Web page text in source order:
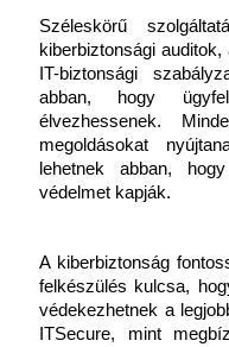
Széleskörű
kiberbiztonsági
IT-biztonsági
abban, hogy
élvezhessenek.
megoldásokat
lehetnek abban,
védelmet kapják.
A kiberbiztonság
felkészülés kulcsa,
védekezhetnek a
ITSecure, mint